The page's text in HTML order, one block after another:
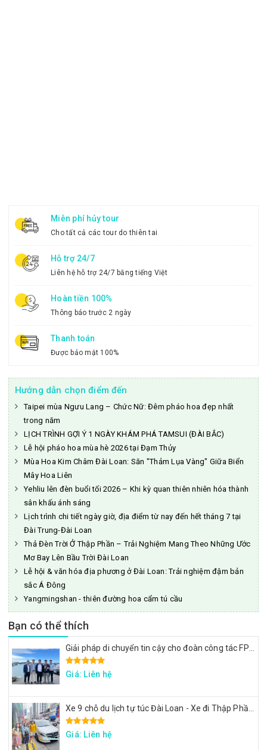
Miễn phí hủy tour
Cho tất cả các tour do thiên tai
Hỗ trợ 24/7
Liên hệ hỗ trợ 24/7 bằng tiếng Việt
Hoàn tiền 100%
Thông báo trước 2 ngày
Thanh toán
Được bảo mật 100%
Hướng dẫn chọn điểm đến
Taipei mùa Ngưu Lang – Chức Nữ: Đêm pháo hoa đẹp nhất
trong năm
LỊCH TRÌNH GỢI Ý 1 NGÀY KHÁM PHÁ TAMSUI (ĐÀI BẮC)
Lễ hội pháo hoa mùa hè 2026 tại Đạm Thủy
Mùa Hoa Kim Châm Đài Loan: Săn "Thảm Lụa Vàng" Giữa Biển
Mây Hoa Liên
Yehliu lên đèn buổi tối 2026 – Khi kỳ quan thiên nhiên hóa thành
sân khấu ánh sáng
Lịch trình chi tiết ngày giờ, địa điểm từ nay đến hết tháng 7 tại
Đài Trung-Đài Loan
Thả Đèn Trời Ở Thập Phần – Trải Nghiệm Mang Theo Những Ước
Mơ Bay Lên Bầu Trời Đài Loan
Lễ hội & văn hóa địa phương ở Đài Loan: Trải nghiệm đậm bản
sắc Á Đông
Yangmingshan - thiên đường hoa cẩm tú cầu
Bạn có thể thích
Giải pháp di chuyển tin cậy cho đoàn công tác FPT: Đặt xe tại Đài Loan
Giá: Liên hệ
Xe 9 chỗ du lịch tự túc Đài Loan - Xe đi Thập Phần, Cửu Phần
Giá: Liên hệ